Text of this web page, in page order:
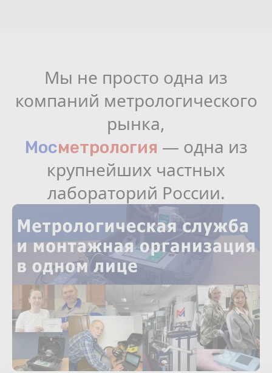
Мы не просто одна из
компаний метрологического
рынка,
Мосмeтрология — одна из
крупнейших частных
лабораторий России.